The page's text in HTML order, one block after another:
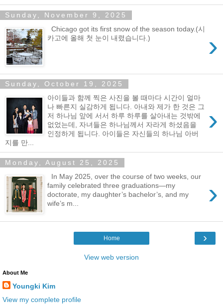
Sunday, November 9, 2025
›
Chicago got its first snow of the season today.(시
카고에 올해 첫 눈이 내렸습니다.)
Sunday, October 19, 2025
›
아이들과 함께 찍은 사진을 볼 때마다 시간이 얼마
나 빠른지 실감하게 됩니다. 아내와 제가 한 것은 그
저 하나님 앞에 서서 하루 하루를 살아내는 것밖에
없었는데, 자녀들은 하나님께서 자라게 하셨음을
인정하게 됩니다. 아이들은 자신들의 하나님 아버
지를 만...
Monday, August 25, 2025
›
In May 2025, over the course of two weeks, our
family celebrated three graduations—my
doctorate, my daughter’s bachelor’s, and my
wife’s m...
›
Home
View web version
About Me
Youngki Kim
View my complete profile